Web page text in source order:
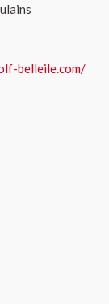
belleile.com/